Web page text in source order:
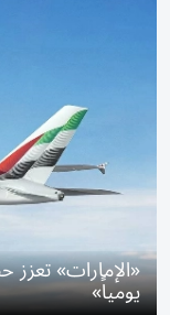
يومياً»